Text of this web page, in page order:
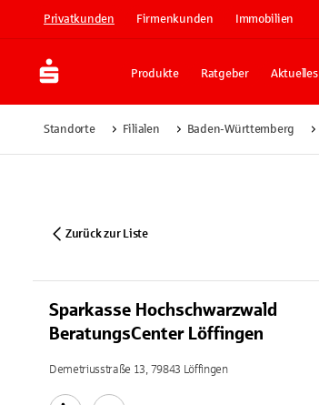
Privatkunden Firmenkunden Immobilien
Produkte Ratgeber Aktuelles
Standorte Filialen Baden-Württemberg
Zurück zur Liste
Sparkasse Hochschwarzwald
BeratungsCenter Löffingen
Demetriusstraße 13, 79843 Löffingen